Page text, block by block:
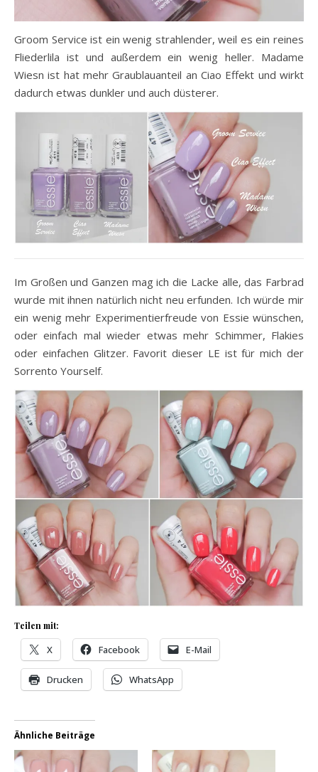
Groom Service ist ein wenig strahlender, weil es ein reines
Fliederlila ist und außerdem ein wenig heller. Madame
Wiesn ist hat mehr Graublauanteil an Ciao Effekt und wirkt
dadurch etwas dunkler und auch düsterer.
Im Großen und Ganzen mag ich die Lacke alle, das Farbrad
wurde mit ihnen natürlich nicht neu erfunden. Ich würde mir
ein wenig mehr Experimentierfreude von Essie wünschen,
oder einfach mal wieder etwas mehr Schimmer, Flakies
oder einfachen Glitzer. Favorit dieser LE ist für mich der
Sorrento Yourself.
Teilen mit:
X Facebook E-Mail
Drucken WhatsApp
Ähnliche Beiträge